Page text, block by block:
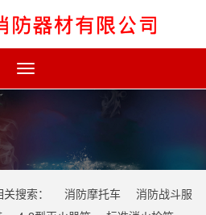
Toggle
搜索： 消防摩托车
消防战斗服